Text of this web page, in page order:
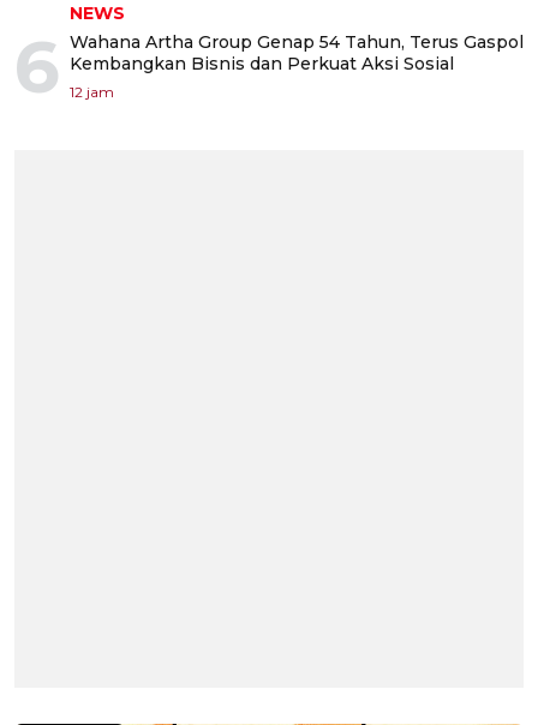
6
NEWS
Wahana Artha Group Genap 54 Tahun, Terus Gaspol
Kembangkan Bisnis dan Perkuat Aksi Sosial
12 jam